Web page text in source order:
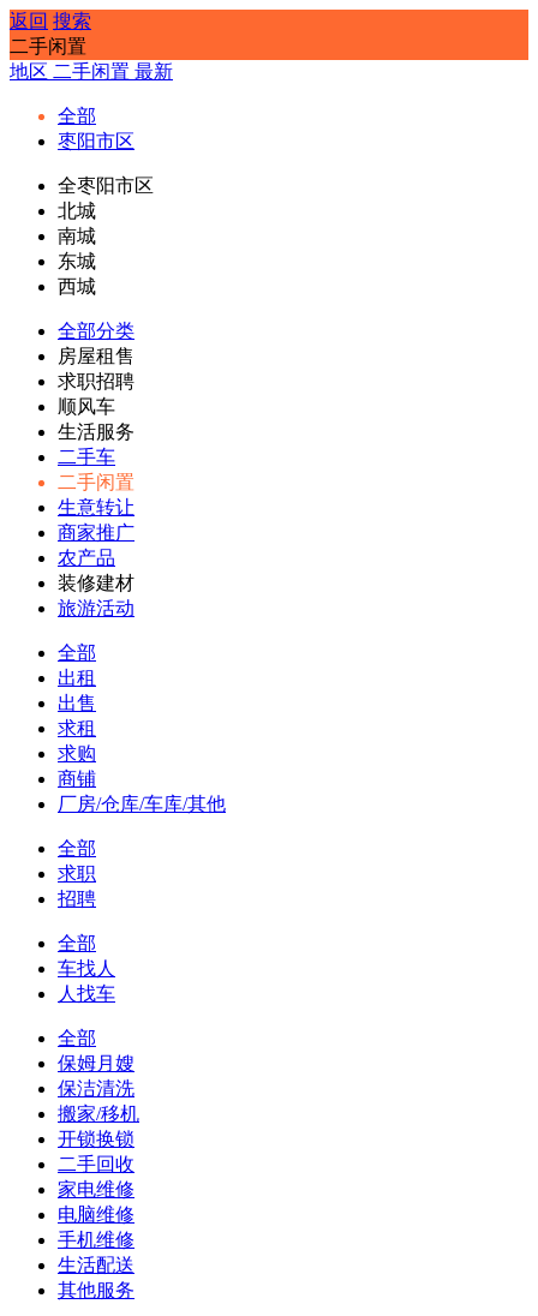
返回 搜索
二手闲置
地区 二手闲置 最新
全部
枣阳市区
全枣阳市区
北城
南城
东城
西城
全部分类
房屋租售
求职招聘
顺风车
生活服务
二手车
二手闲置
生意转让
商家推广
农产品
装修建材
旅游活动
全部
出租
出售
求租
求购
商铺
厂房/仓库/车库/其他
全部
求职
招聘
全部
车找人
人找车
全部
保姆月嫂
保洁清洗
搬家/移机
开锁换锁
二手回收
家电维修
电脑维修
手机维修
生活配送
其他服务